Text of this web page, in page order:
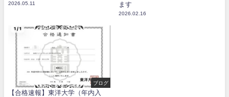
2026.05.11
ます
2026.02.16
ブログ
【合格速報】東洋大学（年内入